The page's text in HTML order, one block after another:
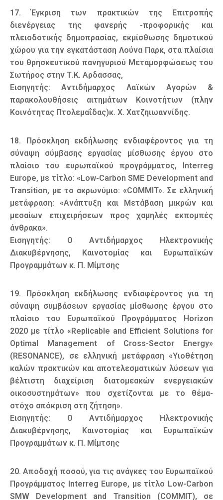
17. Έγκριση των πρακτικών της Επιτροπής
διενέργειας της φανερής -προφορικής και
πλειοδοτικής δημοπρασίας, εκμίσθωσης δημοτικού
χώρου για την εγκατάσταση Λούνα Παρκ, στα πλαίσια
του θρησκευτικού πανηγυριού Μεταμορφώσεως του
Σωτήρος στην Τ.Κ. Αρδασσας,
Εισηγητής: Αντιδήμαρχος Λαϊκών Αγορών &
παρακολουθήσεις αιτημάτων Κοινοτήτων (πλην
Κοινότητας Πτολεμαΐδας)κ. Χ. Χατζηιωαννίδης.
18. Πρόσκληση εκδήλωσης ενδιαφέροντος για τη
σύναψη σύμβασης εργασίας μίσθωσης έργου στο
πλαίσιο του ευρωπαϊκού προγράμματος, Interreg
Europe, με τίτλο: «Low-Carbon SME Development and
Transition, με το ακρωνύμιο: «COMMIT». Σε ελληνική
μετάφραση: «Ανάπτυξη και Μετάβαση μικρών και
μεσαίων επιχειρήσεων προς χαμηλές εκπομπές
άνθρακα».
Εισηγητής: Ο Αντιδήμαρχος Ηλεκτρονικής
Διακυβέρνησης, Καινοτομίας και Ευρωπαϊκών
Προγραμμάτων κ. Π. Μίμτσης
19. Πρόσκληση εκδήλωσης ενδιαφέροντος για τη
σύναψη συμβάσεων εργασίας μίσθωσης έργου στο
πλαίσιο του Ευρωπαϊκού Προγράμματος Horizon
2020 με τίτλο «Replicable and Efficient Solutions for
Optimal Management of Cross-Sector Energy»
(RESONANCE), σε ελληνική μετάφραση «Υιοθέτηση
καλών πρακτικών και αποτελεσματικών λύσεων για
βέλτιστη διαχείριση διατομεακών ενεργειακών
οικοσυστημάτων» που σχετίζονται με το θέμα-
στόχο απόκριση στη ζήτηση».
Εισηγητής: Ο Αντιδήμαρχος Ηλεκτρονικής
Διακυβέρνησης, Καινοτομίας και Ευρωπαϊκών
Προγραμμάτων κ. Π. Μίμτσης
20. Αποδοχή ποσού, για τις ανάγκες του Ευρωπαϊκού
Προγράμματος Interreg Europe, με τίτλο Low-Carbon
SMW Development and Transition (COMMIT), σε